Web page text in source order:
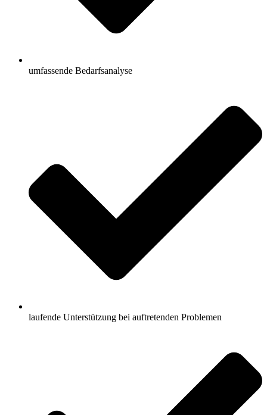
umfassende Bedarfsanalyse
laufende Unterstützung bei auftretenden Problemen